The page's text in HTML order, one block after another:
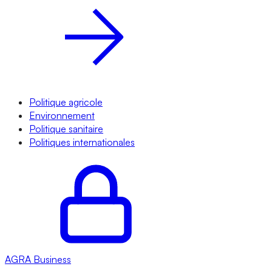
Politique agricole
Environnement
Politique sanitaire
Politiques internationales
AGRA Business